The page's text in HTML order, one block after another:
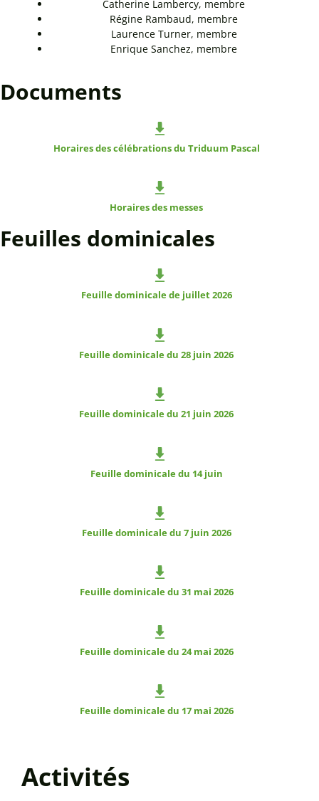
Catherine Lambercy, membre
Régine Rambaud, membre
Laurence Turner, membre
Enrique Sanchez, membre
Documents
Horaires des célébrations du Triduum Pascal
Horaires des messes
Feuilles dominicales
Feuille dominicale de juillet 2026
Feuille dominicale du 28 juin 2026
Feuille dominicale du 21 juin 2026
Feuille dominicale du 14 juin
Feuille dominicale du 7 juin 2026
Feuille dominicale du 31 mai 2026
Feuille dominicale du 24 mai 2026
Feuille dominicale du 17 mai 2026
Activités